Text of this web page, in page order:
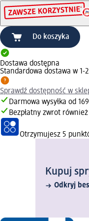
Do koszyka
Dostawa dostępna
Standardowa dostawa w 1-
Sprawdź dostępność w
Darmowa wysyłka od 169
Bezpłatny zwrot
Otrzymujesz 5
Kupuj
Odkryj